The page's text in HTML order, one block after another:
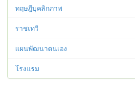
ทฤษฎีบุคลิกภาพ
ราชเทวี
แผนพัฒนาตนเอง
โรงแรม